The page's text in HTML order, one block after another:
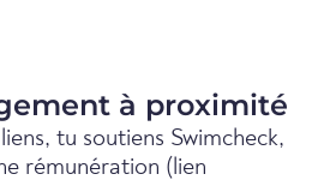
à proximité
tu soutiens Swimcheck,
rémunération (lien